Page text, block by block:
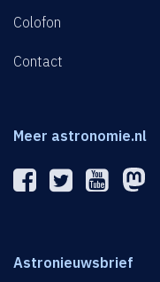
Colofon
Contact
Meer astronomie.nl
Astronieuwsbrief